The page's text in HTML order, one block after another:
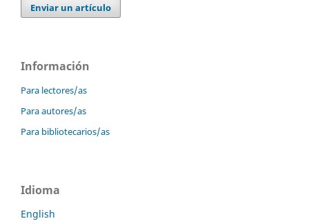
Enviar un artículo
Información
Para lectores/as
Para autores/as
Para bibliotecarios/as
Idioma
English